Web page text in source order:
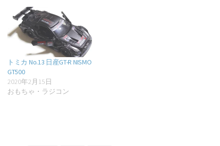
トミカ No.13 日産GT-R NISMO
GT500
2020年2月15日
おもちゃ・ラジコン